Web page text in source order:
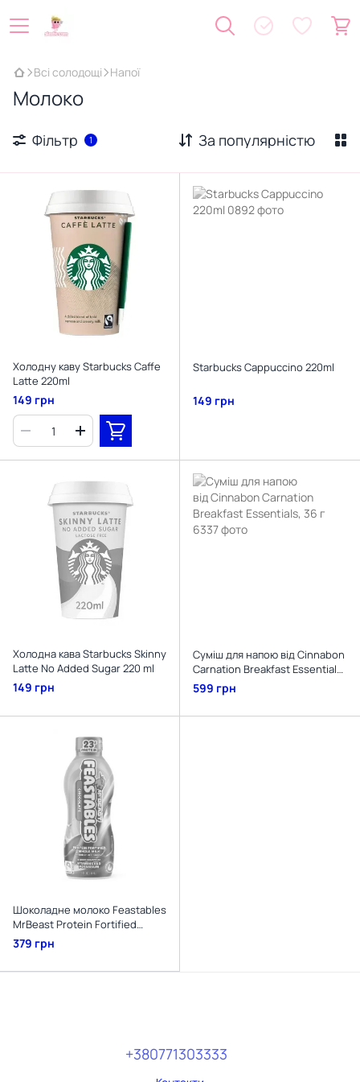
Всі солодощі Напої
Молоко
Фільтр 1 За популярністю
Холодну каву Starbucks Caffe
Latte 220ml
149 грн
Starbucks Cappuccino 220ml
149 грн
Холодна кава Starbucks Skinny
Latte No Added Sugar 220 ml
149 грн
Суміш для напою від Cinnabon
Carnation Breakfast Essentials,
36 г
599 грн
Шоколадне молоко Feastables
MrBeast Protein Fortified
Chocolate Milk 414мл
379 грн
+380771303333